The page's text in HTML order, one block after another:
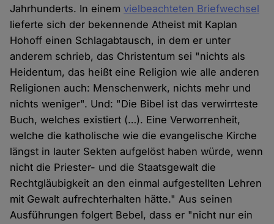
Jahrhunderts. In einemvielbeachteten Briefwechsel
lieferte sich der bekennende Atheist mit Kaplan
Hohoff einen Schlagabtausch, in dem er unter
anderem schrieb, das Christentum sei "nichts als
Heidentum, das heißt eine Religion wie alle anderen
Religionen auch: Menschenwerk, nichts mehr und
nichts weniger". Und: "Die Bibel ist das verwirrteste
Buch, welches existiert (…). Eine Verworrenheit,
welche die katholische wie die evangelische Kirche
längst in lauter Sekten aufgelöst haben würde, wenn
nicht die Priester- und die Staatsgewalt die
Rechtgläubigkeit an den einmal aufgestellten Lehren
mit Gewalt aufrechterhalten hätte." Aus seinen
Ausführungen folgert Bebel, dass er "nicht nur ein